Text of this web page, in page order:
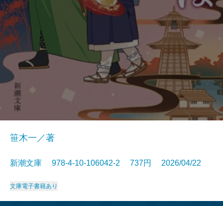
笹木一／著
新潮文庫 978-4-10-106042-2 737円 2026/04/22
文庫電子書籍あり